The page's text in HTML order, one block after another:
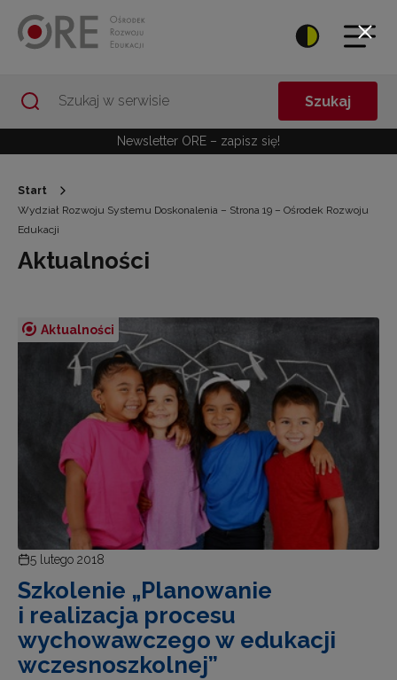
Szukaj
Newsletter ORE – zapisz się!
Start
Wydział Rozwoju Systemu Doskonalenia – Strona 19 – Ośrodek Rozwoju
Edukacji
Aktualności
Aktualności
5 lutego 2018
Szkolenie „Planowanie
i realizacja procesu
wychowawczego w edukacji
wczesnoszkolnej”